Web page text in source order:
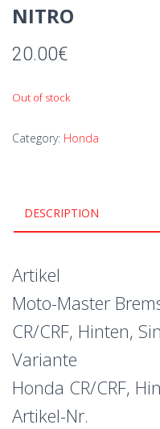
NITRO
20.00€
Out of stock
Category: Honda
DESCRIPTION
Artikel
Moto-Master
CR/CRF, Hinten,
Variante
Honda CR/CRF,
Artikel-Nr.